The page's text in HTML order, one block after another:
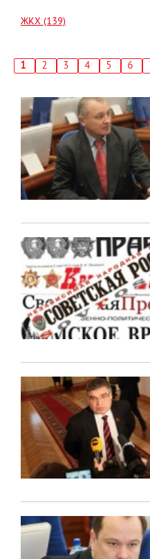
ЖКХ (139)
Текущая
1 Страница
2 Страница
3 Страница
4 Страница
5 6